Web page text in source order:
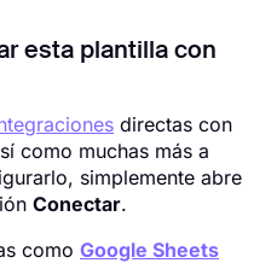
esta plantilla con
directas con
como muchas más a
simplemente abre
Conectar.
como Google Sheets